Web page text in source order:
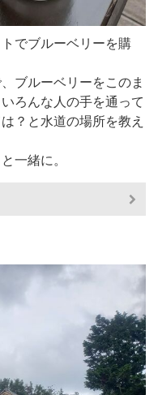
でブルーベリーを購
ブルーベリーをこのま
ろんな人の手を通って
？と水道の場所を教え
一緒に。